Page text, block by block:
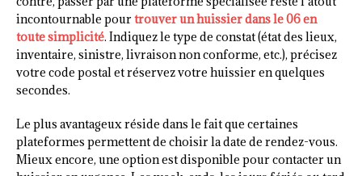
incontournable pourtrouver un huissier dans le 06 en
toute simplicité. Indiquez le type de constat (état des lieux,
inventaire, sinistre, livraison non conforme, etc.), précisez
votre code postal et réservez votre huissier en quelques
secondes.
Le plus avantageux réside dans le fait que certaines
plateformes permettent de choisir la date de rendez-vous.
Mieux encore, une option est disponible pour contacter un